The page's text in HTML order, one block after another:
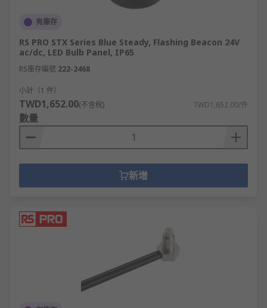
有庫存
RS PRO STX Series Blue Steady, Flashing Beacon 24V
ac/dc, LED Bulb Panel, IP65
RS庫存編號 222-2468
小計（1 件）
TWD1,652.00(不含稅) TWD1,652.00/件
數量
新增